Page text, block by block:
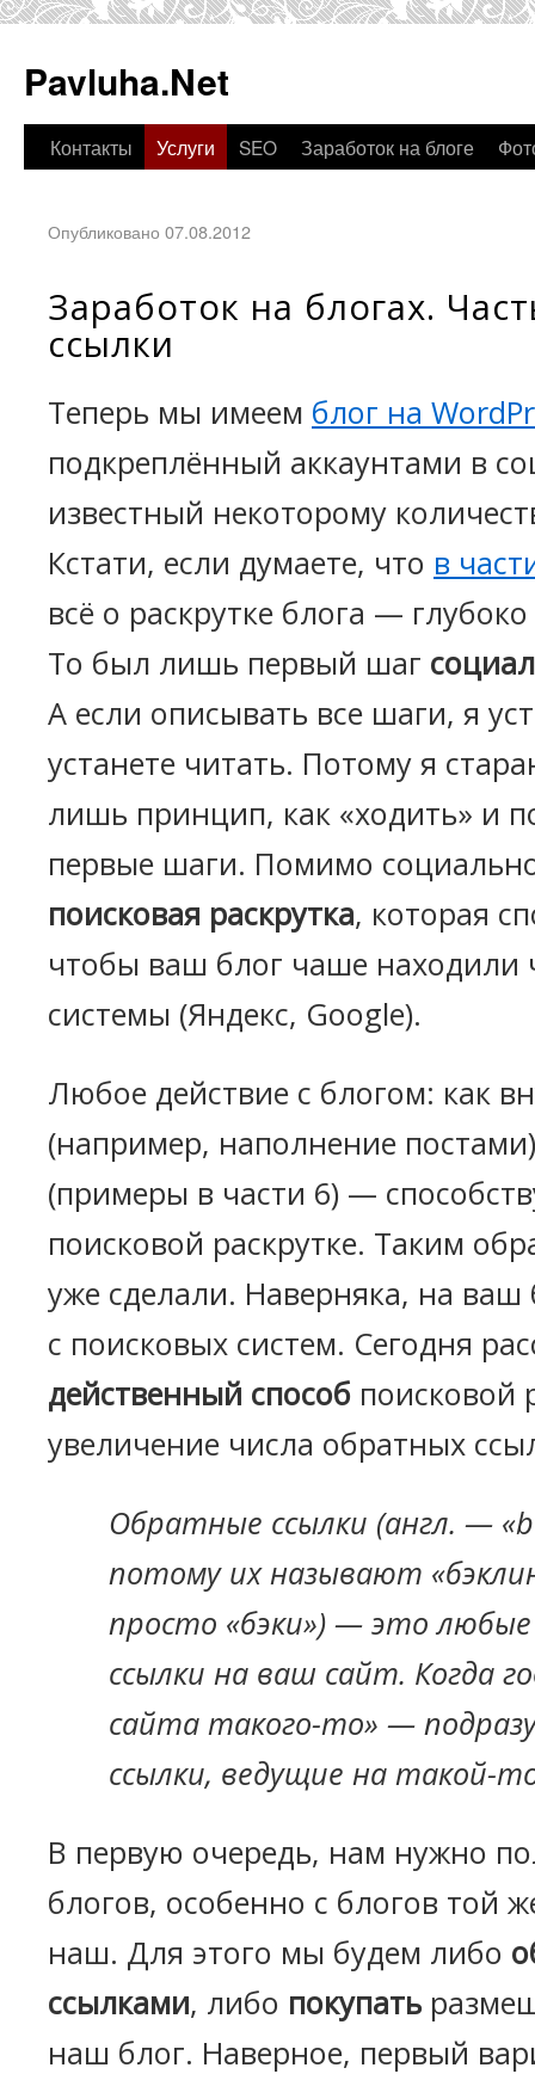
Pavluha.Net
Контакты Услуги SEO Заработок на блоге
Опубликовано 07.08.2012
Заработок на блогах.
ссылки
Теперь мы имеем блог на
подкреплённый аккаунтами в
известный некоторому
Кстати, если думаете, что в
всё о раскрутке блога —
То был лишь первый шаг
А если описывать все шаги, я
устанете читать. Потому я
лишь принцип, как «ходить» и
первые шаги. Помимо
поисковая раскрутка, которая
чтобы ваш блог чаше находили
системы (Яндекс, Google).
Любое действие с блогом: как
(например, наполнение
(примеры в части 6) —
поисковой раскрутке. Таким
уже сделали. Наверняка, на ваш
с поисковых систем. Сегодня
действенный способ поисковой
увеличение числа обратных
Обратные ссылки (англ. —
потому их называют
просто «бэки») — это
ссылки на ваш сайт. Когда
сайта такого-то» —
ссылки, ведущие на такой-
В первую очередь, нам нужно
блогов, особенно с блогов той
наш. Для этого мы будем либо
ссылками, либо покупать
наш блог. Наверное, первый